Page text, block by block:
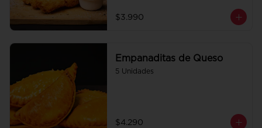
$3.990
Empanaditas de Queso
5 Unidades
$4.290